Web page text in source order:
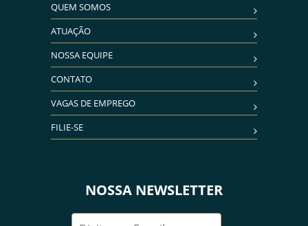
QUEM SOMOS
ATUAÇÃO
NOSSA EQUIPE
CONTATO
VAGAS DE EMPREGO
FILIE-SE
NOSSA NEWSLETTER